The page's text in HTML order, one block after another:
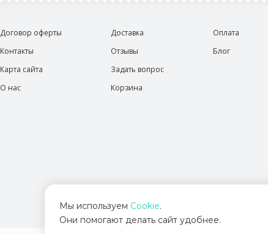
Договор оферты
Контакты
Карта сайта
О нас
Доставка
Отзывы
Задать вопрос
Корзина
Оплата
Блог
Мы используем Cookie.
Они помогают делать сайт удобнее.